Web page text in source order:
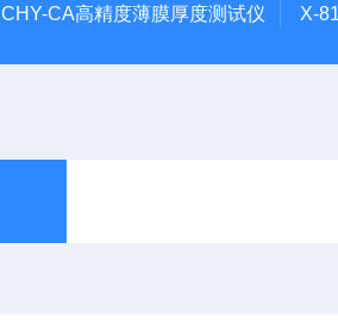
CHY-CA高精度薄膜厚度测试仪 X-